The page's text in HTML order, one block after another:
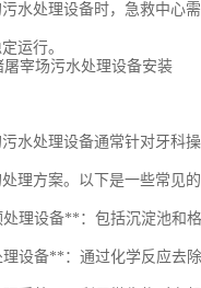
水处理设备时，急救中心
运行。
水处理设备通常针对牙科
理方案。以下是一些常见
理设备**：包括沉淀池和
设备**：通过化学反应去